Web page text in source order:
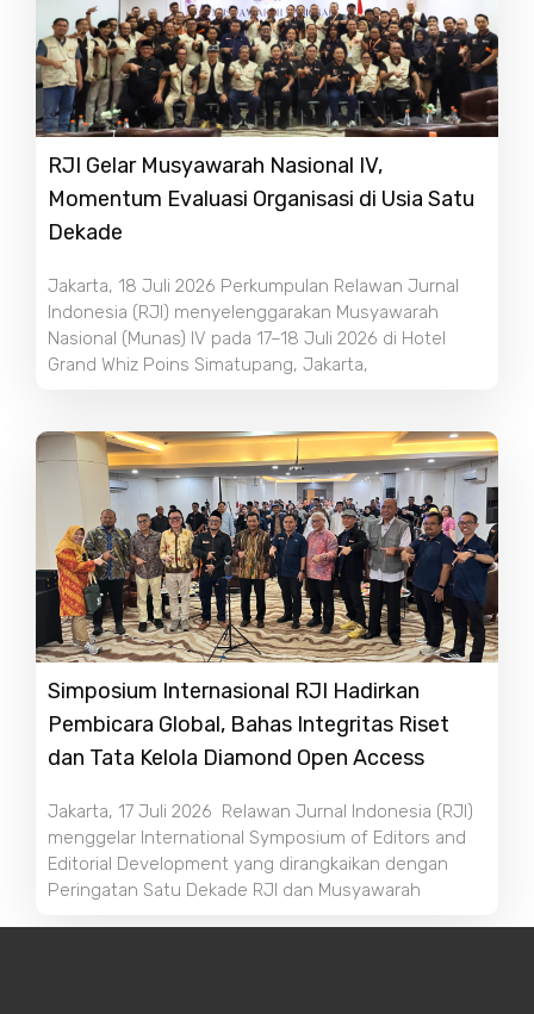
RJI Gelar Musyawarah Nasional IV,
Momentum Evaluasi Organisasi di Usia Satu
Dekade
Jakarta, 18 Juli 2026 Perkumpulan Relawan Jurnal
Indonesia (RJI) menyelenggarakan Musyawarah
Nasional (Munas) IV pada 17–18 Juli 2026 di Hotel
Grand Whiz Poins Simatupang, Jakarta,
Simposium Internasional RJI Hadirkan
Pembicara Global, Bahas Integritas Riset
dan Tata Kelola Diamond Open Access
Jakarta, 17 Juli 2026 Relawan Jurnal Indonesia (RJI)
menggelar International Symposium of Editors and
Editorial Development yang dirangkaikan dengan
Peringatan Satu Dekade RJI dan Musyawarah